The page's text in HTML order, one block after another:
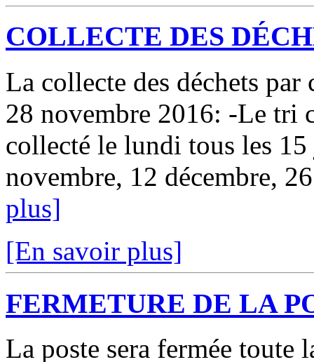
COLLECTE DES
La collecte des déchets
28 novembre 2016: -Le tri
collecté le lundi tous les
novembre, 12 décembre,
plus]
[En savoir plus]
FERMETURE DE LA
La poste sera fermée toute